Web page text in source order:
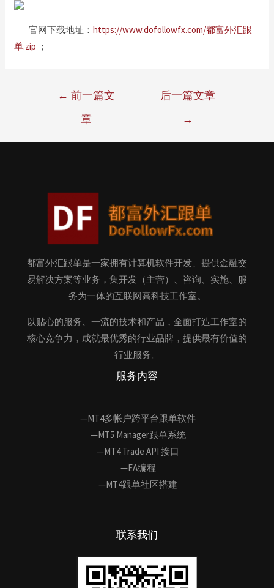
官网下载地址：https://www.dofollowfx.com/都富外汇跟
单.zip ； ​
← 前一篇文
章
后一篇文章
→
都富外汇跟单是一家拥有计算机软件开发、提供金融交
易解决方案等业务，集开发（主营）、咨询、实施、服
务为一体的互联网高科技工作室。
以贴心的服务、一流的技术和产品，全面打造工作室的
核心竞争力，成就最优秀的行业品牌，提供最有价值的
行业服务。
服务内容
—MT4多帐户跨平台跟单软件
—MT5 Manager跟单系统
—MT4 Trade API 接口
—EA编程
—MT4跟单社区搭建
联系我们